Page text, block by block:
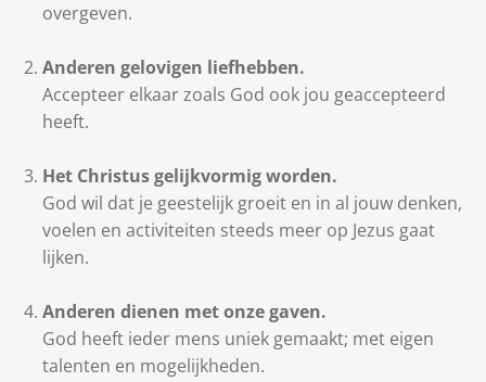
overgeven.
Anderen gelovigen liefhebben.
Accepteer elkaar zoals God ook jou geaccepteerd
heeft.
Het Christus gelijkvormig worden.
God wil dat je geestelijk groeit en in al jouw denken,
voelen en activiteiten steeds meer op Jezus gaat
lijken.
Anderen dienen met onze gaven.
God heeft ieder mens uniek gemaakt; met eigen
talenten en mogelijkheden.